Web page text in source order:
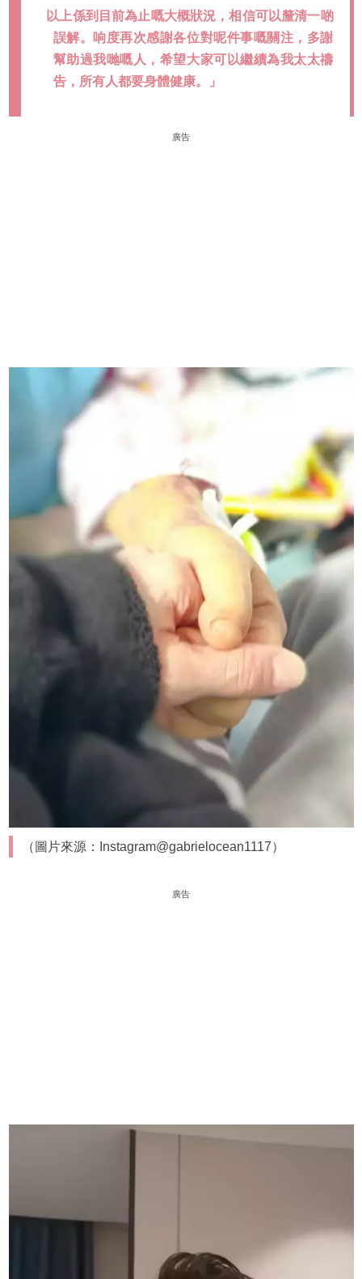
以上係到目前為止嘅大概狀況，相信可以釐清一啲
誤解。响度再次感謝各位對呢件事嘅關注，多謝
幫助過我哋嘅人，希望大家可以繼續為我太太禱
告，所有人都要身體健康。」
廣告
（圖片來源：Instagram@gabrielocean1117）
廣告